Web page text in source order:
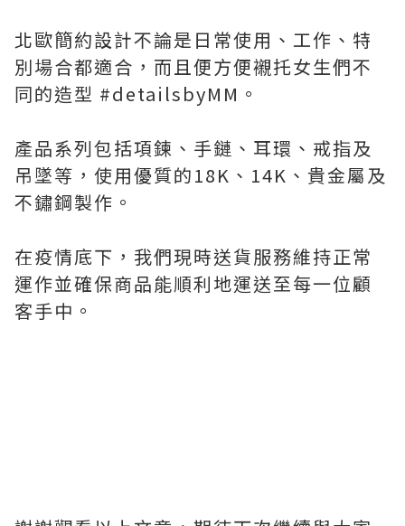
北歐簡約設計不論是日常使用、工作、特
別場合都適合，而且便方便襯托女生們不
同的造型 #detailsbyMM。
產品系列包括項鍊、手鏈、耳環、戒指及
吊墜等，使用優質的18K、14K、貴金屬及
不鏽鋼製作。
在疫情底下，我們現時送貨服務維持正常
運作並確保商品能順利地運送至每一位顧
客手中。